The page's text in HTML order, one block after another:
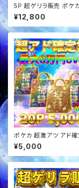
5P 超ゲリラ販売 ポケ
定 オリパ
¥12,800
ポケカ 超激アツ アド確
オリパ
¥5,000